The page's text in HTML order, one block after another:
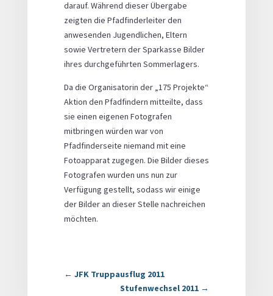
darauf. Während dieser Übergabe
zeigten die Pfadfinderleiter den
anwesenden Jugendlichen, Eltern
sowie Vertretern der Sparkasse Bilder
ihres durchgeführten Sommerlagers.
Da die Organisatorin der „175 Projekte“
Aktion den Pfadfindern mitteilte, dass
sie einen eigenen Fotografen
mitbringen würden war von
Pfadfinderseite niemand mit eine
Fotoapparat zugegen. Die Bilder dieses
Fotografen wurden uns nun zur
Verfügung gestellt, sodass wir einige
der Bilder an dieser Stelle nachreichen
möchten.
← JFK Truppausflug 2011
Stufenwechsel 2011 →